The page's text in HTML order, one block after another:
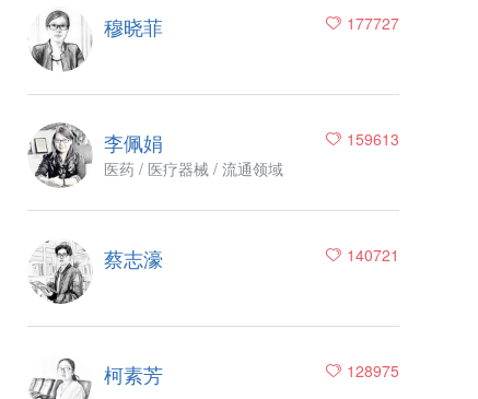
177727
穆晓菲
159613
李佩娟
医药 / 医疗器械 / 流通领域
140721
蔡志濠
128975
柯素芳